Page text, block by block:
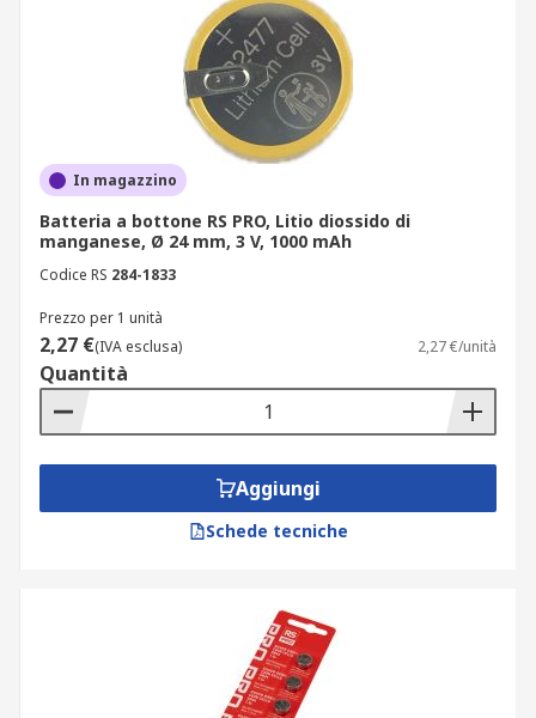
In magazzino
Batteria a bottone RS PRO, Litio diossido di
manganese, Ø 24 mm, 3 V, 1000 mAh
Codice RS 284-1833
Prezzo per 1 unità
2,27 €(IVA esclusa) 2,27 €/unità
Quantità
Aggiungi
Schede tecniche